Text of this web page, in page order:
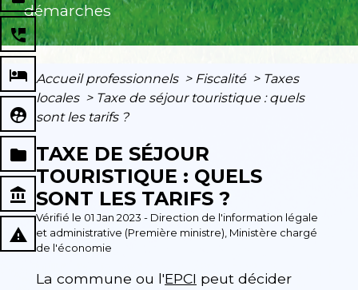
démarches
perm_phone_msg
local_hotel
supervised_user_circle
folder
account_balance
report_problem
Accueil professionnels > Fiscalité > Taxes
locales > Taxe de séjour touristique : quels
sont les tarifs ?
TAXE DE SÉJOUR
TOURISTIQUE : QUELS
SONT LES TARIFS ?
Vérifié le 01 Jan 2023 - Direction de l'information légale
et administrative (Première ministre), Ministère chargé
de l'économie
La commune ou l'EPCI peut décider